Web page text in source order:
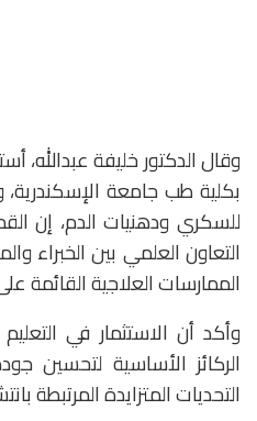
وقال الدكتور خليفة عبدالله،
بكلية طب جامعة الإسكندرية،
للسكري ودهنيات الدم، إن
التعاون العلمي بين الخبراء
الممارسات العلاجية القائمة
وأكد أن الاستثمار في
الركائز الأساسية لتحسين
التحديات المتزايدة المرتبطة